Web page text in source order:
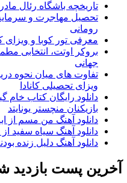
تاریخچه باشگاه رئال
تحصیل مهاجرت و
رومانی
معرفی تور کوبا و ویزای
بروکر اوتت، انتخابی
جهانی
تفاوت های میان نحوه
ویزای تحصیلی کانادا
دانلود رایگان کتاب خام
بازیکنان منچستر یونایتد
دانلود آهنگ من مسم از
دانلود آهنگ سیاه سفید
دانلود آهنگ دلیل زنده
آخرین پست بازدید